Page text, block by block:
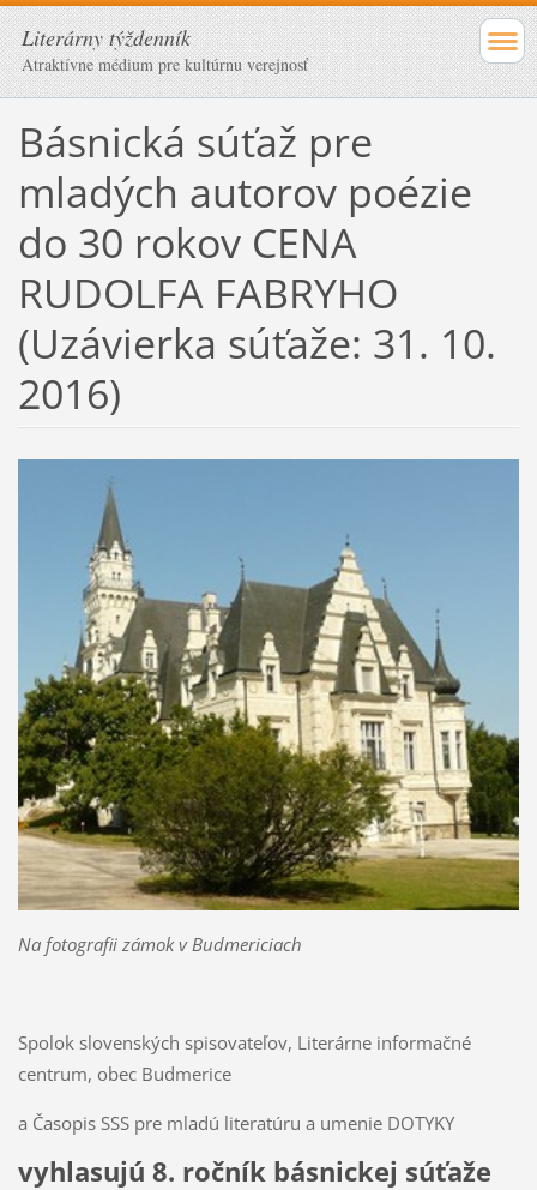
Literárny týždenník
Atraktívne médium pre kultúrnu verejnosť
Básnická súťaž pre
mladých autorov poézie
do 30 rokov CENA
RUDOLFA FABRYHO
(Uzávierka súťaže: 31. 10.
2016)
Na fotografii zámok v Budmericiach
Spolok slovenských spisovateľov, Literárne informačné
centrum, obec Budmerice
a Časopis SSS pre mladú literatúru a umenie DOTYKY
vyhlasujú 8. ročník básnickej súťaže